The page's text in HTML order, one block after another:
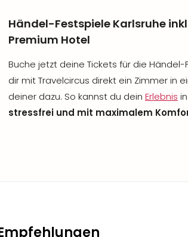
Händel-Festspiele Karlsruhe
Premium Hotel
Buche jetzt deine Tickets für die
dir mit Travelcircus direkt ein Zimmer in
deiner dazu. So kannst du dein Erlebnis
stressfrei und mit maximalem